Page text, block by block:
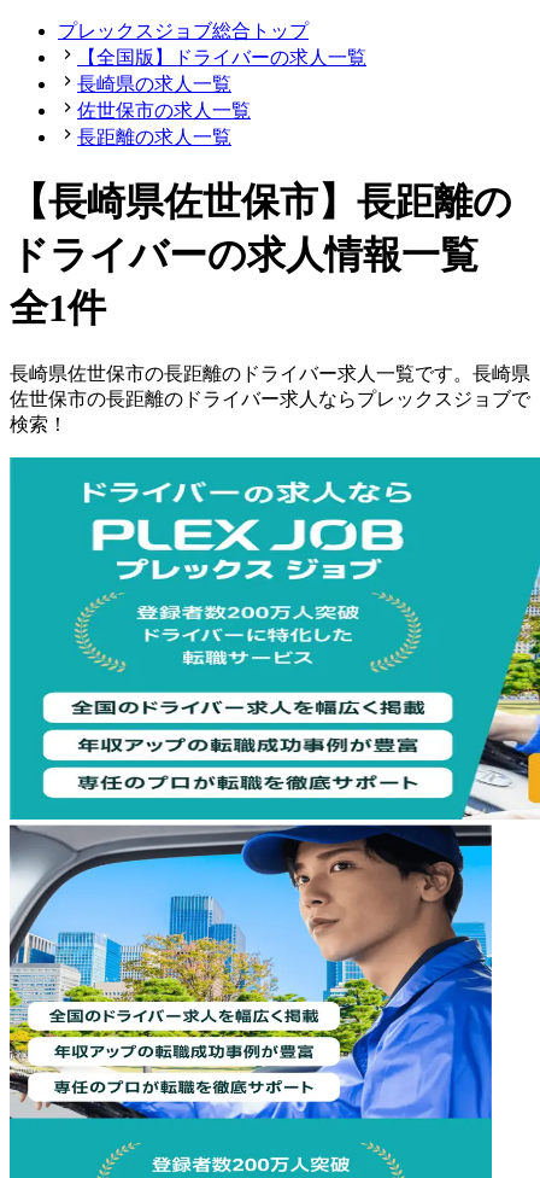
プレックスジョブ総合トップ
【全国版】ドライバーの求人一覧
長崎県の求人一覧
佐世保市の求人一覧
長距離の求人一覧
【長崎県佐世保市】長距離の
ドライバーの求人情報一覧
全1件
長崎県佐世保市の長距離の ドライバー求人一覧です。 長崎県
佐世保市の長距離の ドライバー求人ならプレックスジョブで
検索！